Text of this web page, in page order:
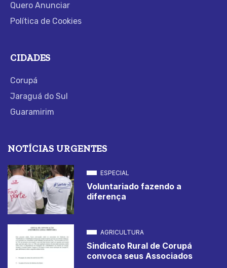
Quero Anunciar
Política de Cookies
CIDADES
Corupá
Jaraguá do Sul
Guaramirim
NOTÍCIAS URGENTES
ESPECIAL
Voluntariado fazendo a
diferença
AGRICULTURA
Sindicato Rural de Corupá
convoca seus Associados